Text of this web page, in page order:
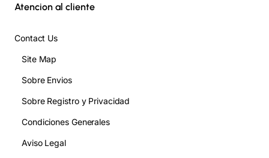
Atencion al cliente
Contact Us
Site Map
Sobre Envios
Sobre Registro y Privacidad
Condiciones Generales
Aviso Legal